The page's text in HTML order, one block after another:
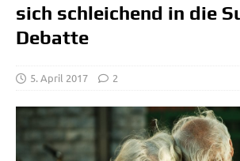
sich schleichend in die
Debatte
5. April 2017 2